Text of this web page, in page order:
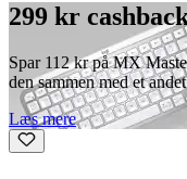
299 kr
Spar 112 kr på MX
den sammen med et
Læs mere